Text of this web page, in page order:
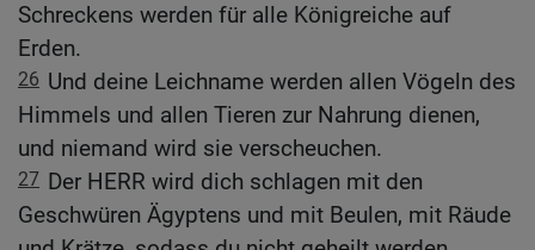
Schreckens werden für alle Königreiche auf
Erden.
26 Und deine Leichname werden allen Vögeln des
Himmels und allen Tieren zur Nahrung dienen,
und niemand wird sie verscheuchen.
27 Der HERR wird dich schlagen mit den
Geschwüren Ägyptens und mit Beulen, mit Räude